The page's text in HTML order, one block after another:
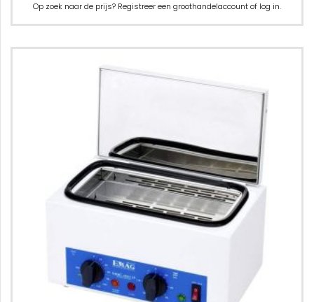
Op zoek naar de prijs? Registreer een groothandelaccount of log in.